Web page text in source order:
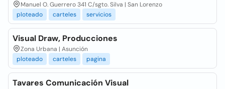
Manuel O. Guerrero 341 C/sgto. Silva | San Lorenzo
ploteado
carteles servicios
Visual Draw, Producciones
Zona Urbana | Asunción
ploteado
carteles pagina
Tavares Comunicación Visual